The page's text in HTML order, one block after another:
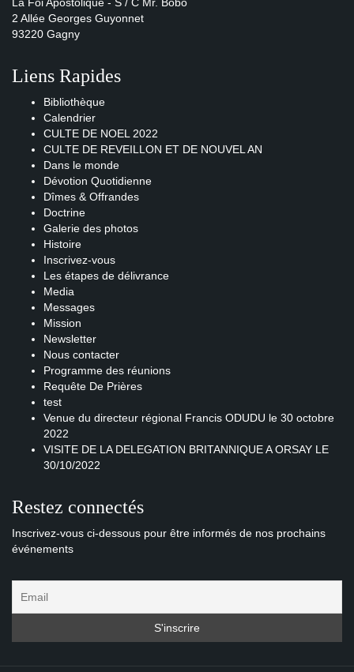
2 Allée Georges Guyonnet
93220 Gagny
Liens Rapides
Bibliothèque
Calendrier
CULTE DE NOEL 2022
CULTE DE REVEILLON ET DE NOUVEL AN
Dans le monde
Dévotion Quotidienne
Dîmes & Offrandes
Doctrine
Galerie des photos
Histoire
Inscrivez-vous
Les étapes de délivrance
Media
Messages
Mission
Newsletter
Nous contacter
Programme des réunions
Requête De Prières
test
Venue du directeur régional Francis ODUDU le 30 octobre
2022
VISITE DE LA DELEGATION BRITANNIQUE A ORSAY LE
30/10/2022
Restez connectés
Inscrivez-vous ci-dessous pour être informés de nos prochains
événements